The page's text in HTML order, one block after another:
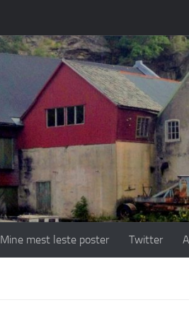
Mine mest leste poster Twitter